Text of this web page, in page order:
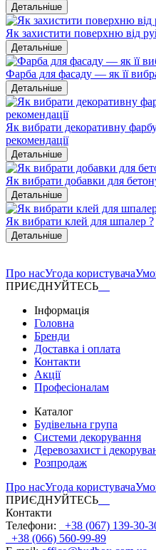
Детальніше
Як захистити поверхню від
Детальніше
Фарба для фасаду — як її
Детальніше
Як вибрати декоративну
рекомендації
Детальніше
Як вибрати добавки для
Детальніше
Як вибрати клей для шпалер ?
Детальніше
Про насУгода користувача
ПРИЄДНУЙТЕСЬ
Інформація
Головна
Бренди
Доставка і оплата
Контакти
Акції
Професіоналам
Каталог
Будівельна група
Системи декорування
Деревозахист і
Розпродаж
Про насУгода користувача
ПРИЄДНУЙТЕСЬ
Контакти
Телефони:
+38 (067) 139-30-
+38 (066) 560-99-89